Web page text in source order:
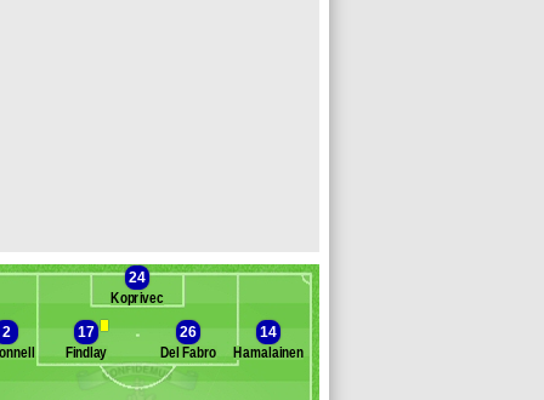
24
Koprivec
2
17
Findlay
26
Del Fabro
14
Hamalainen